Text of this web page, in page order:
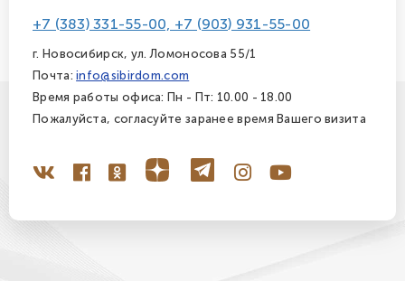
+7 (383) 331-55-00, +7 (903) 931-55-00
г. Новосибирск, ул. Ломоносова 55/1
Почта:info@sibirdom.com
Время работы офиса: Пн - Пт: 10.00 - 18.00
Пожалуйста, согласуйте заранее время Вашего визита